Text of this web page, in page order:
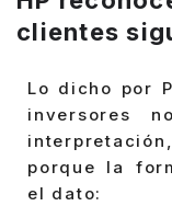
clientes
Lo dicho por
inversores
porque la
el dato: